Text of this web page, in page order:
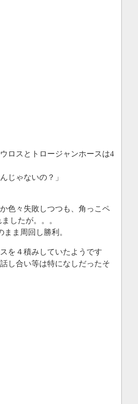
ロスとトロージャンホースは4
じゃないの？」
色々失敗しつつも、角っこペ
したが。。。
ま周回し勝利。
を４積みしていたようです
し合い等は特になしだったそ